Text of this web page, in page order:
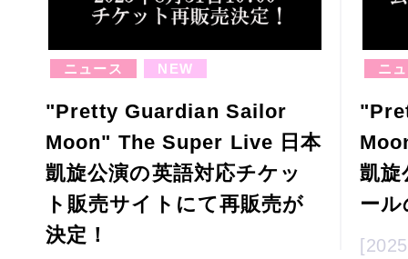
ニュース NEW
"Pretty Guardian Sailor
Moon" The Super Live 日本
凱旋公演の英語対応チケッ
ト販売サイトにて再販売が
決定！
ニ
凱旋
ー